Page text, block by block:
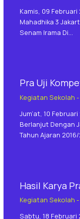
Kamis, 09 Februari
Mahadhika 3
Senam Irama Di…
Pra Uji
Kegiatan Sekolah -
Jum’at, 10
Berlanjut Dengan
Tahun Ajaran 2016/
Hasil Karya
Kegiatan Sekolah -
Sabtu, 18 Februari